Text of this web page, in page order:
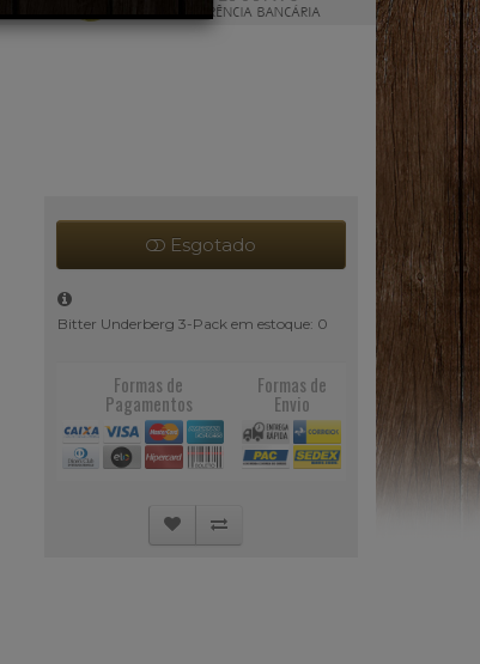
Esgotado
Bitter Underberg 3-Pack em estoque: 0
Formas de
Pagamentos
Formas de
Envio